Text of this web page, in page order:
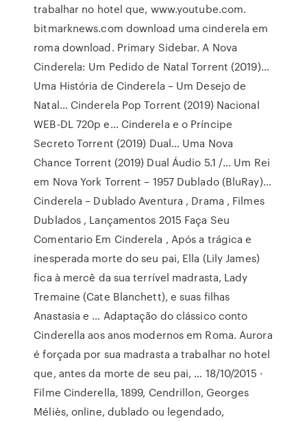
trabalhar no hotel que, www.youtube.com.
bitmarknews.com download uma cinderela em
roma download. Primary Sidebar. A Nova
Cinderela: Um Pedido de Natal Torrent (2019)…
Uma História de Cinderela – Um Desejo de
Natal… Cinderela Pop Torrent (2019) Nacional
WEB-DL 720p e… Cinderela e o Príncipe
Secreto Torrent (2019) Dual… Uma Nova
Chance Torrent (2019) Dual Áudio 5.1 /… Um Rei
em Nova York Torrent – 1957 Dublado (BluRay)…
Cinderela – Dublado Aventura , Drama , Filmes
Dublados , Lançamentos 2015 Faça Seu
Comentario Em Cinderela , Após a trágica e
inesperada morte do seu pai, Ella (Lily James)
fica à mercê da sua terrível madrasta, Lady
Tremaine (Cate Blanchett), e suas filhas
Anastasia e … Adaptação do clássico conto
Cinderella aos anos modernos em Roma. Aurora
é forçada por sua madrasta a trabalhar no hotel
que, antes da morte de seu pai, … 18/10/2015 ·
Filme Cinderella, 1899, Cendrillon, Georges
Méliès, online, dublado ou legendado,